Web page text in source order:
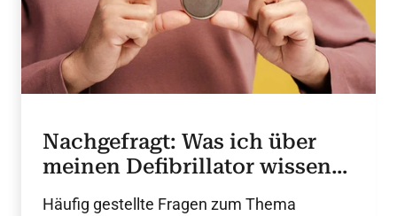
Nachgefragt: Was ich über
meinen Defibrillator wissen
sollte
Häufig gestellte Fragen zum Thema